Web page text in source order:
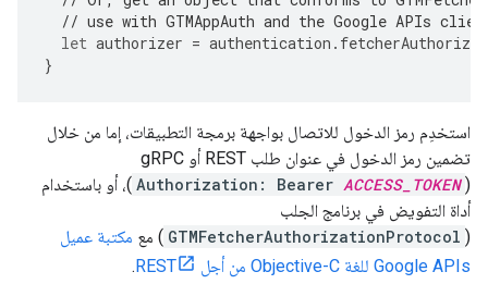
// use with GTMAppAuth and the Google APIs
let authorizer = authentication . fetcherAuthorizer
}
استخدِم رمز الدخول للاتصال بواجهة برمجة التطبيقات، إما من خلال
تضمين رمز الدخول في عنوان طلب REST أو gRPC
(
Authorization: Bearer ACCESS_TOKEN
)، أو باستخدام
أداة التفويض في برنامج الجلب
(
GTMFetcherAuthorizationProtocol ) مع مكتبة عميل
Google APIs للغة Objective-C من أجل REST
.